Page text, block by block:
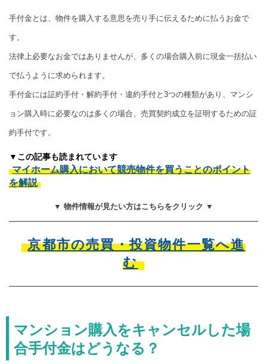
手付金とは、物件を購入する意思を売り手に伝えるために払うお金で
す。
法律上必要なお金ではありませんが、多くの場合購入前に現金一括払い
で払うように求められます。
手付金には証約手付・解約手付・違約手付と3つの種類があり、マンシ
ョン購入時に必要なのは多くの場合、売買契約成立を証明するための証
約手付です。
▼この記事も読まれています
マイホーム購入において競売物件を買うことのポイント
を解説
▼ 物件情報が見たい方はこちらをクリック ▼
京都市の売買・投資物件一覧へ進
む
マンション購入をキャンセルした場
合手付金はどうなる？